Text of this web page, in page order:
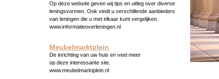
Op deze website geven wij tips en uitleg over diverse
leningsvormen. Ook vindt u verschillende aanbieders
van leningen die u met elkaar kunt vergelijken.
www.informatieoverleningen.nl
Meubelmarktplein
De inrichting van uw huis en veel meer
op deze interessante site.
www.meubelmarktplein.nl